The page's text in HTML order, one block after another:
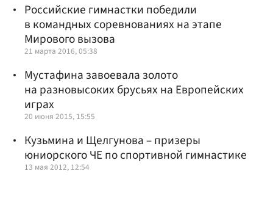
Российские гимнастки победили
в командных соревнованиях на этапе
Мирового вызова
21 марта 2016, 05:38
Мустафина завоевала золото
на разновысоких брусьях на Европейских
играх
20 июня 2015, 15:55
Кузьмина и Щелгунова – призеры
юниорского ЧЕ по спортивной гимнастике
13 мая 2012, 12:54